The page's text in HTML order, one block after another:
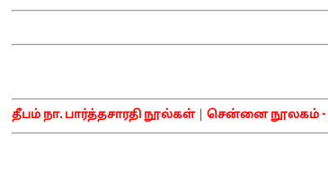
தீபம் நா. பார்த்தசாரதி நூல்கள்| சென்னை நூலகம் -